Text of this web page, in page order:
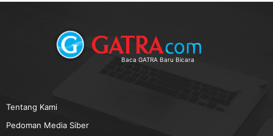
Baca GATRA Baru Bicara
Tentang Kami
Pedoman Media Siber